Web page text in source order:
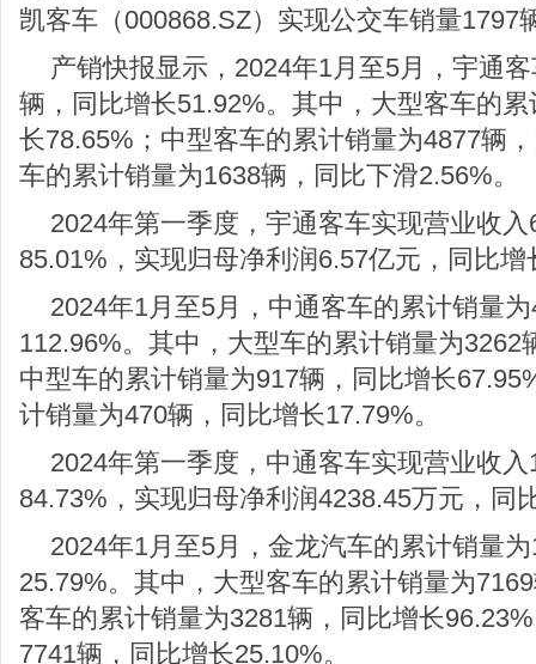
凯客车（000868.SZ）实现公交车销量1797
产销快报显示，2024年1月至5月，宇通
辆，同比增长51.92%。其中，大型客车的
长78.65%；中型客车的累计销量为4877辆
车的累计销量为1638辆，同比下滑2.56%。
2024年第一季度，宇通客车实现营业收
85.01%，实现归母净利润6.57亿元，同比增
2024年1月至5月，中通客车的累计销量
112.96%。其中，大型车的累计销量为3262
中型车的累计销量为917辆，同比增长
计销量为470辆，同比增长17.79%。
2024年第一季度，中通客车实现营业收
84.73%，实现归母净利润4238.45万元，同
2024年1月至5月，金龙汽车的累计销量
25.79%。其中，大型客车的累计销量为
客车的累计销量为3281辆，同比增长
7741辆，同比增长25.10%。